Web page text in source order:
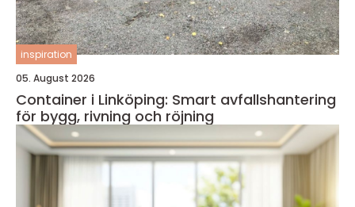
inspiration
05. August 2026
Container i Linköping: Smart avfallshantering
för bygg, rivning och röjning